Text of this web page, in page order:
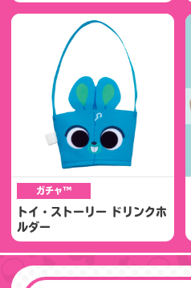
ガチャ™
トイ・ストーリー ドリンクホ
ルダー